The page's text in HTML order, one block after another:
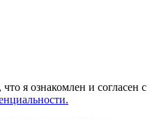
я ознакомлен и согласен с